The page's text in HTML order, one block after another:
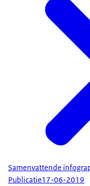
Samenvattende
Publicatie17-06-2019